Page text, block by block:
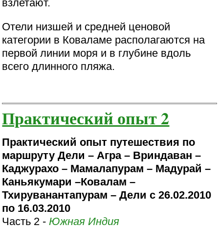
взлетают.
Отели низшей и средней ценовой
категории в Коваламе располагаются на
первой линии моря и в глубине вдоль
всего длинного пляжа.
Практический опыт 2
Практический опыт путешествия по
маршруту Дели – Агра – Вриндаван –
Каджурахо – Мамалапурам – Мадурай –
Каньякумари –Ковалам –
Тхируванантапурам – Дели с 26.02.2010
по 16.03.2010
Часть 2 - Южная Индия